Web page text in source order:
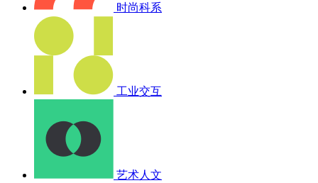
时尚科系
工业交互
艺术人文